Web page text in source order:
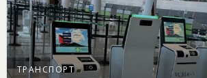
ТРАНСПОРТ